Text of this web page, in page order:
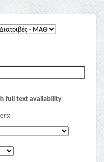
full text availability